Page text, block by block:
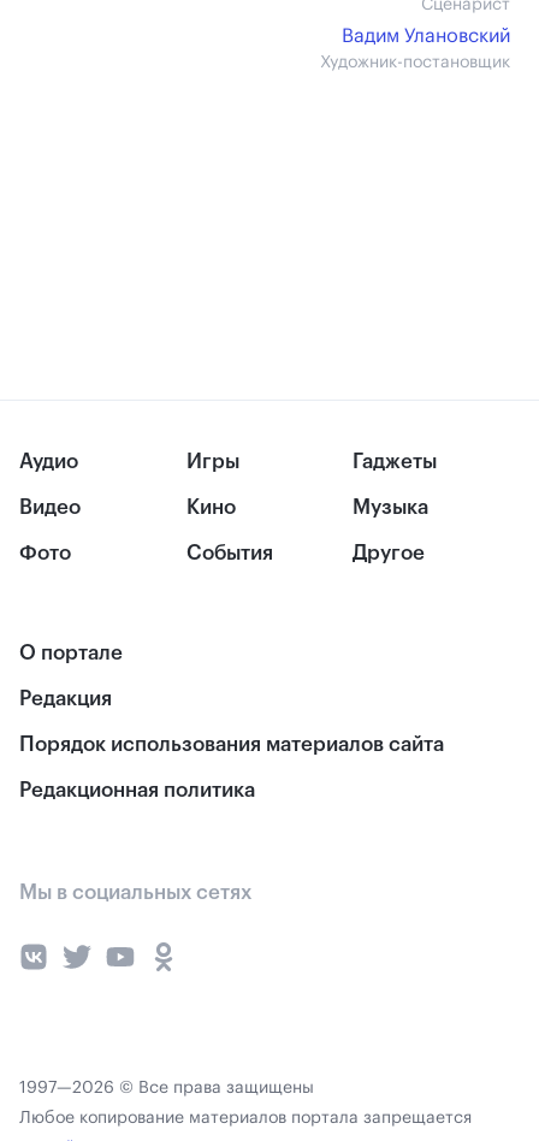
Сценарист
Вадим Улановский
Художник-постановщик
Аудио
Видео
Фото
Игры
Кино
События
Гаджеты
Музыка
Другое
О портале
Редакция
Порядок использования материалов сайта
Редакционная политика
Мы в социальных сетях
1997—2026 © Все права защищены
Любое копирование материалов портала запрещается